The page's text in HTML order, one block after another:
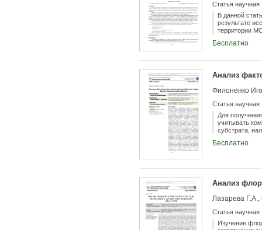
обеспечения
очередь для
Статья научная
В данной
результате
территории
Бесплатно
Анализ
Филоненко
Статья научная
Для
учитывать
субстрата,
Белое
склоном
остальной
негативно
Мегра, а
Бесплатно
Анализ
Лазарева
Статья научная
Изучение